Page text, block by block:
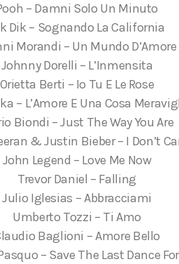
– Damni Solo Un Minuto
Dik – Sognando La California
Morandi – Un Mundo D’Amore
Johnny Dorelli – L’Inmensita
Orietta Berti – Io Tu E Le Rose
– L’Amore E Una Cosa
Biondi – Just The Way You Are
& Justin Bieber – I Don’t
John Legend – Love Me Now
Trevor Daniel – Falling
Julio Iglesias – Abbracciami
Umberto Tozzi – Ti Amo
Baglioni – Amore Bello
– Save The Last Dance